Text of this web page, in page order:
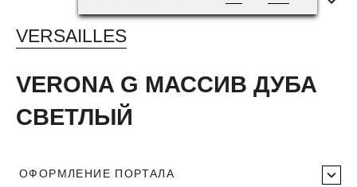
VERSAILLES
VERONA G МАССИВ ДУБА
СВЕТЛЫЙ
ОФОРМЛЕНИЕ ПОРТАЛА